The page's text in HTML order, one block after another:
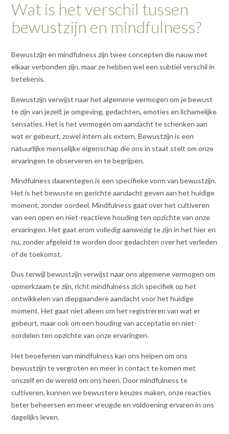
Wat is het verschil tussen
bewustzijn en mindfulness?
Bewustzijn en mindfulness zijn twee concepten die nauw met
elkaar verbonden zijn, maar ze hebben wel een subtiel verschil in
betekenis.
Bewustzijn verwijst naar het algemene vermogen om je bewust
te zijn van jezelf, je omgeving, gedachten, emoties en lichamelijke
sensaties. Het is het vermogen om aandacht te schenken aan
wat er gebeurt, zowel intern als extern. Bewustzijn is een
natuurlijke menselijke eigenschap die ons in staat stelt om onze
ervaringen te observeren en te begrijpen.
Mindfulness daarentegen is een specifieke vorm van bewustzijn.
Het is het bewuste en gerichte aandacht geven aan het huidige
moment, zonder oordeel. Mindfulness gaat over het cultiveren
van een open en niet-reactieve houding ten opzichte van onze
ervaringen. Het gaat erom volledig aanwezig te zijn in het hier en
nu, zonder afgeleid te worden door gedachten over het verleden
of de toekomst.
Dus terwijl bewustzijn verwijst naar ons algemene vermogen om
opmerkzaam te zijn, richt mindfulness zich specifiek op het
ontwikkelen van diepgaandere aandacht voor het huidige
moment. Het gaat niet alleen om het registreren van wat er
gebeurt, maar ook om een houding van acceptatie en niet-
oordelen ten opzichte van onze ervaringen.
Het beoefenen van mindfulness kan ons helpen om ons
bewustzijn te vergroten en meer in contact te komen met
onszelf en de wereld om ons heen. Door mindfulness te
cultiveren, kunnen we bewustere keuzes maken, onze reacties
beter beheersen en meer vreugde en voldoening ervaren in ons
dagelijks leven.